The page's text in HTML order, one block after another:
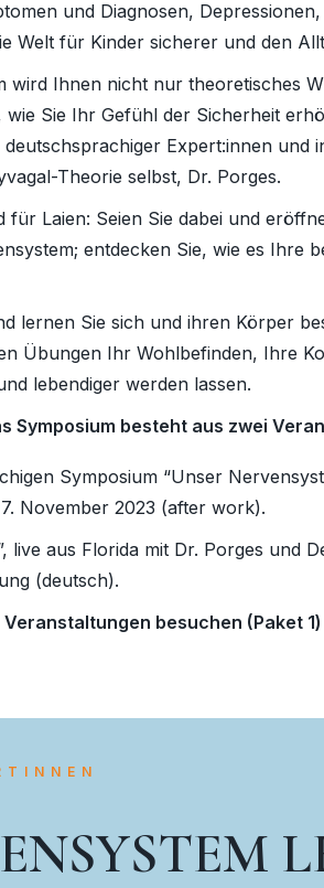
und Diagnosen,
Welt für Kinder sicherer und den
wird Ihnen nicht nur theoretisches
wie Sie Ihr Gefühl der Sicherheit
deutschsprachiger Expert:innen
Theorie selbst, Dr. Porges.
für Laien: Seien Sie dabei und
entdecken Sie, wie es Ihre
lernen Sie sich und ihren Körper
Übungen Ihr Wohlbefinden, Ihre
lebendiger werden lassen.
Symposium besteht aus zwei
Symposium “Unser
November 2023 (after work).
live aus Florida mit Dr. Porges und
(deutsch).
besuchen (Paket